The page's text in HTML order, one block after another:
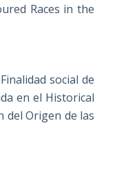
Races in the
social de
en el Historical
del Origen de las